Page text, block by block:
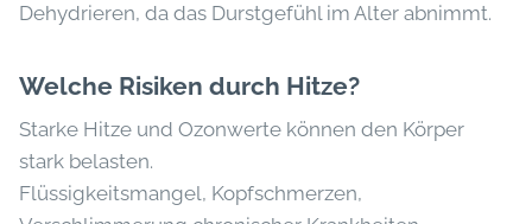
Dehydrieren, da das Durstgefühl im Alter abnimmt.
Welche Risiken durch Hitze?
Starke Hitze und Ozonwerte können den Körper
stark belasten.
Flüssigkeitsmangel, Kopfschmerzen,